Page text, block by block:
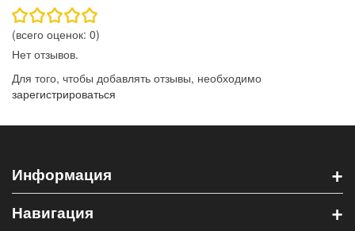
(всего оценок: 0)
Нет отзывов.
Для того, чтобы добавлять отзывы, необходимо
зарегистрироваться
Информация +
Навигация +